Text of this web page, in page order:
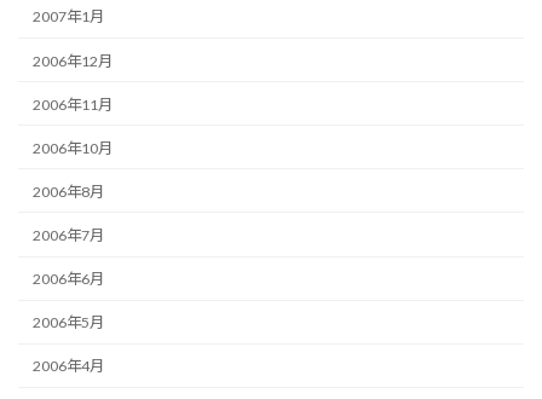
2007年1月
2006年12月
2006年11月
2006年10月
2006年8月
2006年7月
2006年6月
2006年5月
2006年4月